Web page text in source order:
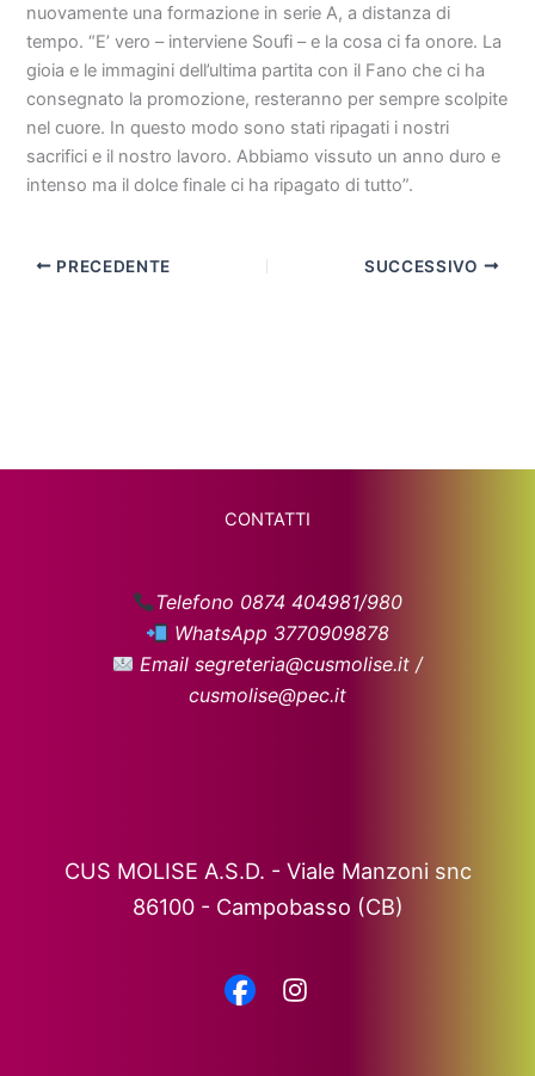
nuovamente una formazione in serie A, a distanza di
tempo. “E’ vero – interviene Soufi – e la cosa ci fa onore. La
gioia e le immagini dell’ultima partita con il Fano che ci ha
consegnato la promozione, resteranno per sempre scolpite
nel cuore. In questo modo sono stati ripagati i nostri
sacrifici e il nostro lavoro. Abbiamo vissuto un anno duro e
intenso ma il dolce finale ci ha ripagato di tutto”.
PRECEDENTE SUCCESSIVO
CONTATTI
Telefono 0874 404981/980
WhatsApp 3770909878
Email segreteria@cusmolise.it /
cusmolise@pec.it
CUS MOLISE A.S.D. - Viale Manzoni snc
86100 - Campobasso (CB)